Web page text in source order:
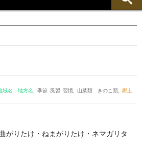
域名 地方名 季節 風習 習慣 山菜類 きのこ類
郷土
がりたけ・ねまがりたけ・ネマガリタ